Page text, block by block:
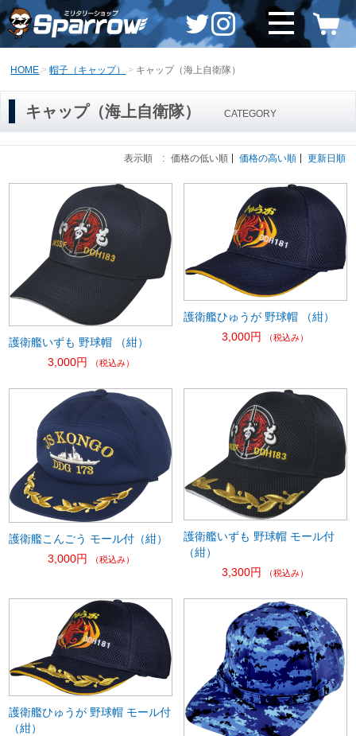
HOME 帽子（キャップ） キャップ（海上自衛隊）
キャップ（海上自衛隊） CATEGORY
表示順 : 価格の低い順 価格の高い順 更新日順
護衛艦いずも 野球帽 （紺）
3,000円
（税込み）
護衛艦ひゅうが 野球帽 （紺）
3,000円
（税込み）
護衛艦こんごう モール付（紺）
3,000円
（税込み）
護衛艦いずも 野球帽 モール付
（紺）
3,300円
（税込み）
護衛艦ひゅうが 野球帽 モール付
（紺）